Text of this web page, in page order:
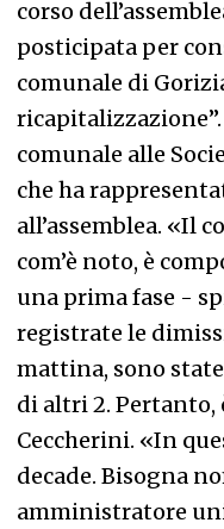
corso
posticipata per
comunale di
ricapitalizzazione”.
comunale alle
che ha
all’assemblea. «Il
com’è noto, è
una prima fase -
registrate le
mattina, sono
di altri 2. Pertanto,
Ceccherini. «In
decade. Bisogna
amministratore